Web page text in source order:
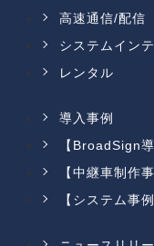
高速通信/配信
システムイン
レンタル
導入事例
【BroadSign
【中継車制作
【システム事